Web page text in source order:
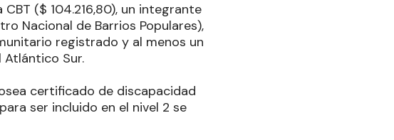
($ 104.216,80), un integrante
Nacional de Barrios Populares),
registrado y al menos un
Sur.
certificado de discapacidad
ser incluido en el nivel 2 se